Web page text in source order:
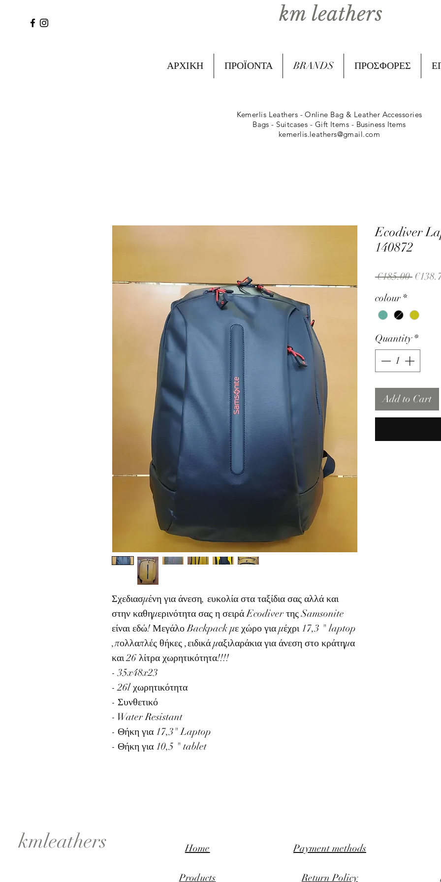
km leathers
ΑΡΧΙΚΗ ΠΡΟΪΟΝΤΑ BRANDS ΠΡΟΣΦΟΡΕΣ
Kemerlis Leathers - Online Bag & Leather Accessories
Bags - Suitcases - Gift Items - Business Items
kemerlis.leathers@gmail.com
Σχεδιασμένη για άνεση, ευκολία στα ταξίδια σας αλλά και
στην καθημερινότητα σας η σειρά Ecodiver της Samsonite
είναι εδώ! Μεγάλο Backpack με χώρο για μέχρι 17,3 " laptop
,πολλαπλές θήκες ,ειδικά μαξιλαράκια για άνεση στο κράτημα
και 26 λίτρα χωρητικότητα!!!!
- 35x48x23
- 26l χωρητικότητα
- Συνθετικό
- Water Resistant
- Θήκη για 17,3" Laptop
- Θήκη για 10,5 " tablet
Ecodiver
140872
€185.00
colour *
Quantity *
Add to Cart
kmleathers Home
Products
Payment methods
Return Policy